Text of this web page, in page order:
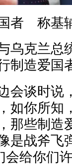
者 称基
乌克兰总
制造爱国
会谈时说
如你所知
那些制造
是战斧飞
会给你们